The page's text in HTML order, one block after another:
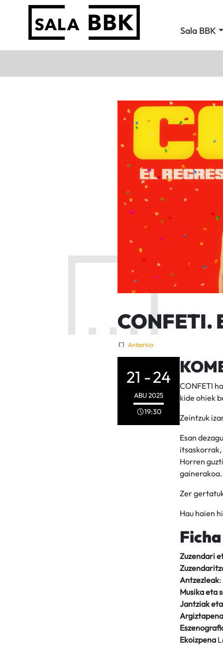
Sala BBK
CONFETI.
Antzerkia
21 -24
ABU2025
19:30
CONFETI
kide ohiek
Zeintzuk
Esan
Horren
gainerakoa.
Zer
Hau haien
Zuzendari
Antzezleak:
Musika eta
Jantziak
Ekoizpena